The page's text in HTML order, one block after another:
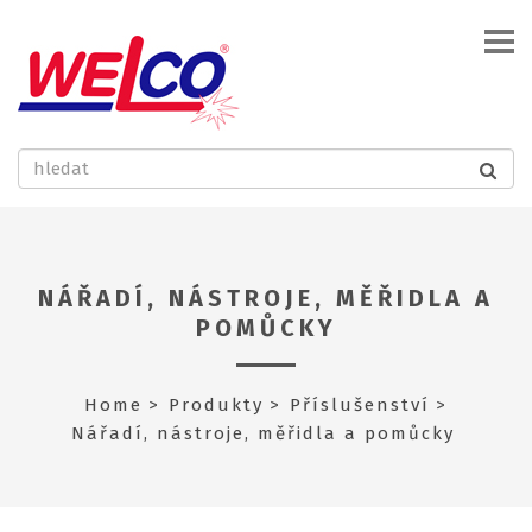
NÁŘADÍ, NÁSTROJE, MĚŘIDLA A
POMŮCKY
Home Produkty
Příslušenství
Nářadí, nástroje, měřidla a pomůcky